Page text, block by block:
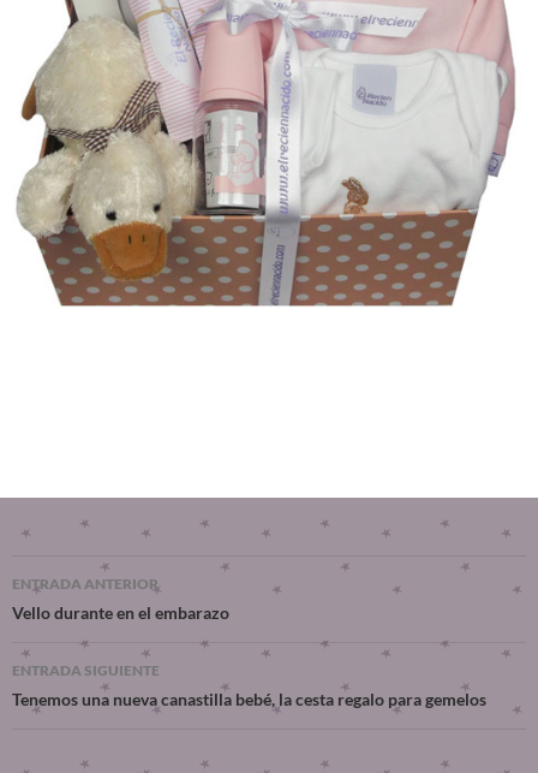
ENTRADA ANTERIOR
Vello durante en el embarazo
ENTRADA SIGUIENTE
Tenemos una nueva canastilla bebé, la cesta regalo para gemelos